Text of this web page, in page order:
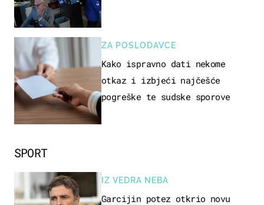
SPORT
IZ VEDRA NEBA
Garcijin potez otkrio novu
ZA POSLODAVCE
Kako ispravno dati nekome
otkaz i izbjeći najčešće
pogreške te sudske sporove